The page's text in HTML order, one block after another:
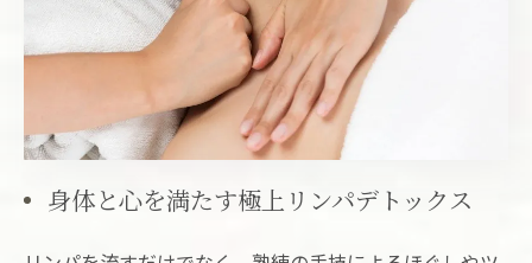
身体と心を満たす極上リンパデトックス